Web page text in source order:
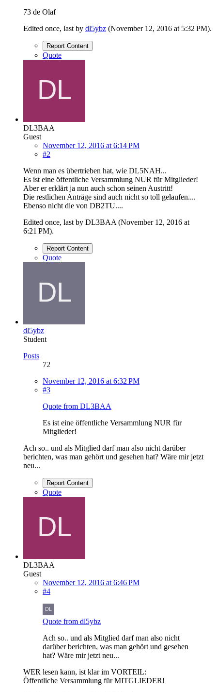
73 de Olaf
Edited once, last by dl5ybz (November 12, 2016 at 5:32 PM).
Report Content
Quote
DL3BAA
Guest
November 12, 2016 at 6:14 PM
#2
Wenn man es übertrieben hat, wie DL5NAH...
Es ist eine öffentliche Versammlung NUR für Mitglieder!
Aber er erklärt ja nun auch schon seinen Austritt!
Die restlichen Anträge sind auch nicht so toll gelaufen....
Ebenso nicht die von DB2TU....
Edited once, last by DL3BAA (November 12, 2016 at
6:21 PM).
Report Content
Quote
dl5ybz
Student
Posts
72
November 12, 2016 at 6:32 PM
#3
Quote from DL3BAA
Es ist eine öffentliche Versammlung NUR für
Mitglieder!
Ach so.. und als Mitglied darf man also nicht darüber
berichten, was man gehört und gesehen hat? Wäre mir jetzt
neu...
Report Content
Quote
DL3BAA
Guest
November 12, 2016 at 6:46 PM
#4
Quote from dl5ybz
Ach so.. und als Mitglied darf man also nicht
darüber berichten, was man gehört und gesehen
hat? Wäre mir jetzt neu...
WER lesen kann, ist klar im VORTEIL:
Öffentliche Versammlung für MITGLIEDER!